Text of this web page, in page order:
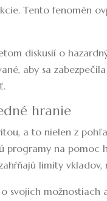
Tento fenomén
diskusií o
aby sa
hranie
a to nielen z
programy na
limity
svojich možnostiach